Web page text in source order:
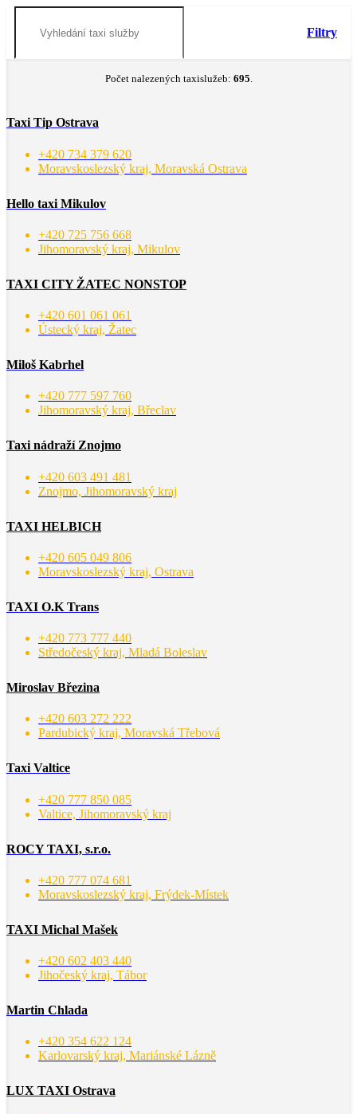
Filtry
Počet nalezených taxislužeb: 695.
Taxi Tip Ostrava
+420 734 379 620
Moravskoslezský kraj, Moravská Ostrava
Hello taxi Mikulov
+420 725 756 668
Jihomoravský kraj, Mikulov
TAXI CITY ŽATEC NONSTOP
+420 601 061 061
Ústecký kraj, Žatec
Miloš Kabrhel
+420 777 597 760
Jihomoravský kraj, Břeclav
Taxi nádraží Znojmo
+420 603 491 481
Znojmo, Jihomoravský kraj
TAXI HELBICH
+420 605 049 806
Moravskoslezský kraj, Ostrava
TAXI O.K Trans
+420 773 777 440
Středočeský kraj, Mladá Boleslav
Miroslav Březina
+420 603 272 222
Pardubický kraj, Moravská Třebová
Taxi Valtice
+420 777 850 085
Valtice, Jihomoravský kraj
ROCY TAXI, s.r.o.
+420 777 074 681
Moravskoslezský kraj, Frýdek-Místek
TAXI Michal Mašek
+420 602 403 440
Jihočeský kraj, Tábor
Martin Chlada
+420 354 622 124
Karlovarský kraj, Mariánské Lázně
LUX TAXI Ostrava